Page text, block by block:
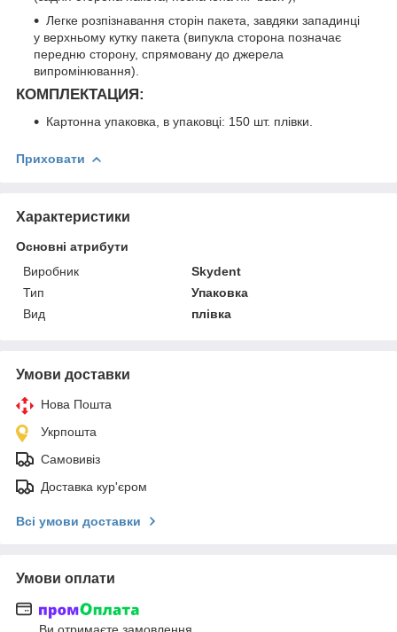
Легке розпізнавання сторін пакета, завдяки западинці
у верхньому кутку пакета (випукла сторона позначає
передню сторону, спрямовану до джерела
випромінювання).
КОМПЛЕКТАЦИЯ:
Картонна упаковка, в упаковці: 150 шт. плівки.
Приховати
Характеристики
Основні атрибути
Виробник
Skydent
Тип
Упаковка
Вид
плівка
Умови доставки
Нова Пошта
Укрпошта
Самовивіз
Доставка кур'єром
Всі умови доставки
Умови оплати